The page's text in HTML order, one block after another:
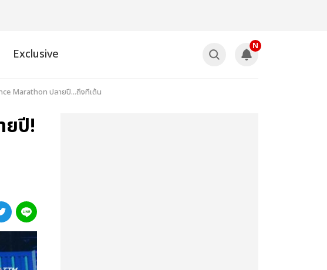
Exclusive
N
Marathon ปลายปี...ถึงทีเต้น
ยปี!